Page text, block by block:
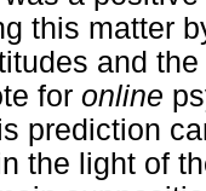
this matter
and
for online
prediction
the light of